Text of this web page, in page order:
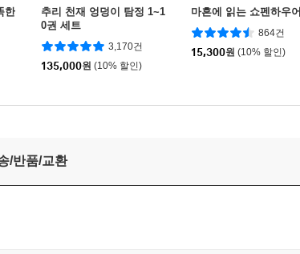
한
추리 천재 엉덩이 탐정 1~1
0권 세트
3,170건
135,000원 (10% 할인)
마흔에 읽는 쇼펜하우어
864건
15,300원 (10% 할인)
/반품/교환